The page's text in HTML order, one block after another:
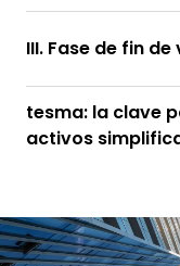
III. Fase de fin
tesma: la clave
activos